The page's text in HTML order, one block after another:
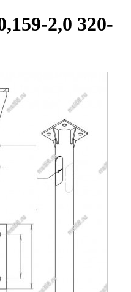
2,0 320-